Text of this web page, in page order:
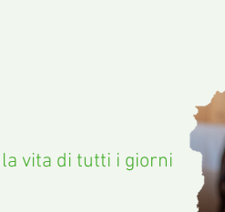
vita di tutti i giorni